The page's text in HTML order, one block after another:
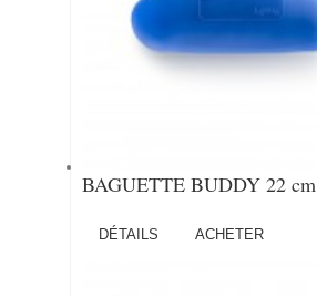
BAGUETTE BUDDY 22 cm
DÉTAILS ACHETER